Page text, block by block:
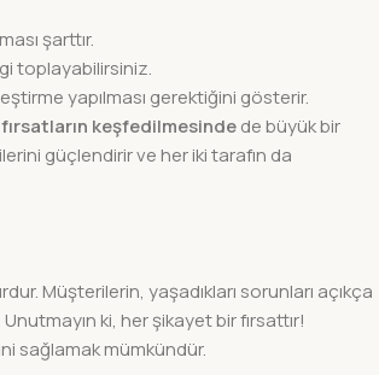
şarttır.
toplayabilirsiniz.
yapılması gerektiğini gösterir.
keşfedilmesindede büyük bir
güçlendirir ve her iki tarafın da
Müşterilerin, yaşadıkları sorunları açıkça
ki, her şikayet bir fırsattır!
sağlamak mümkündür.